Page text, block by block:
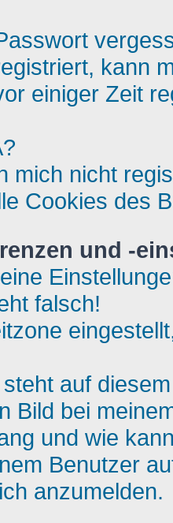
kann
einiger Zeit
mich nicht
Cookies des
und -
falsch!
auf
Bild bei
und wie
Benutzer
anzumelden.